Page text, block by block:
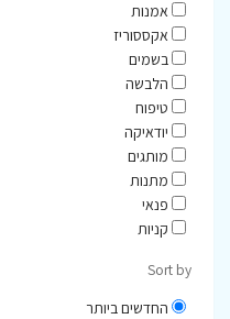
אמנות
אקססוריז
בשמים
הלבשה
טיפוח
יודאיקה
מותגים
מתנות
פנאי
קניות
Sort by
החדשים ביותר